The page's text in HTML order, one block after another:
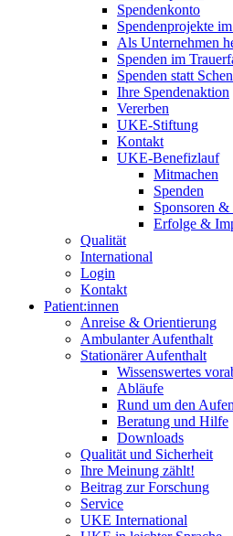
Spendenkonto
Spendenprojekte
Als Unternehmen
Spenden im
Spenden statt
Ihre Spendenaktion
Vererben
UKE-Stiftung
Kontakt
UKE-Benefizlauf
Mitmachen
Spenden
Sponsoren
Erfolge &
Qualität
International
Login
Kontakt
Patient:innen
Anreise & Orientierung
Ambulanter Aufenthalt
Stationärer Aufenthalt
Wissenswertes
Abläufe
Rund um den
Beratung und Hilfe
Downloads
Qualität und Sicherheit
Ihre Meinung zählt!
Beitrag zur Forschung
Service
UKE International